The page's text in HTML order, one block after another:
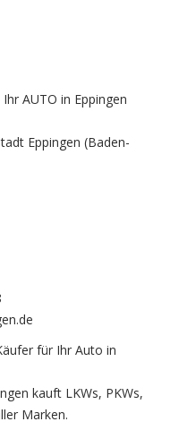
AUTO in Eppingen
Eppingen (Baden-
für Ihr Auto in
kauft LKWs, PKWs,
Marken.